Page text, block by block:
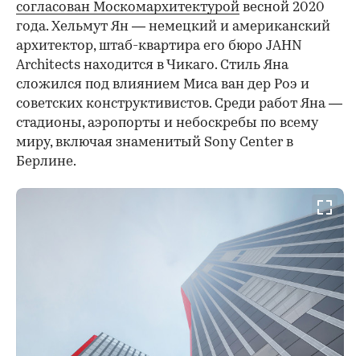
согласован Москомархитектурой весной 2020
года. Хельмут Ян — немецкий и американский
архитектор, штаб-квартира его бюро JAHN
Architects находится в Чикаго. Стиль Яна
сложился под влиянием Миса ван дер Роэ и
советских конструктивистов. Среди работ Яна —
стадионы, аэропорты и небоскребы по всему
миру, включая знаменитый Sony Center в
Берлине.